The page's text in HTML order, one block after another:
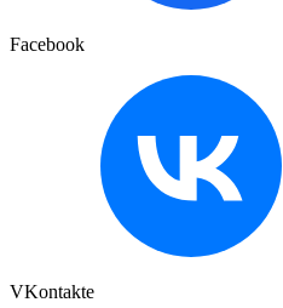
Facebook
VKontakte